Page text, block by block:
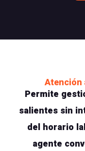
Atención
Permite
salientes sin
del horario
agente